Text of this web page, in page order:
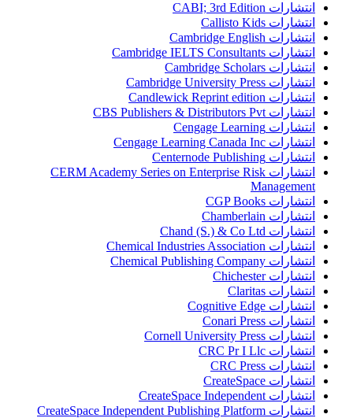
انتشارات CABI; 3rd Edition
انتشارات Callisto Kids
انتشارات Cambridge English
انتشارات Cambridge IELTS Consultants
انتشارات Cambridge Scholars
انتشارات Cambridge University Press
انتشارات Candlewick Reprint edition
انتشارات CBS Publishers & Distributors Pvt
انتشارات Cengage Learning
انتشارات Cengage Learning Canada Inc
انتشارات Centernode Publishing
انتشارات CERM Academy Series on Enterprise Risk
Management
انتشارات CGP Books
انتشارات Chamberlain
انتشارات Chand (S.) & Co Ltd
انتشارات Chemical Industries Association
انتشارات Chemical Publishing Company
انتشارات Chichester
انتشارات Claritas
انتشارات Cognitive Edge
انتشارات Conari Press
انتشارات Cornell University Press
انتشارات CRC Pr I Llc
انتشارات CRC Press
انتشارات CreateSpace
انتشارات CreateSpace Independent
انتشارات CreateSpace Independent Publishing Platform